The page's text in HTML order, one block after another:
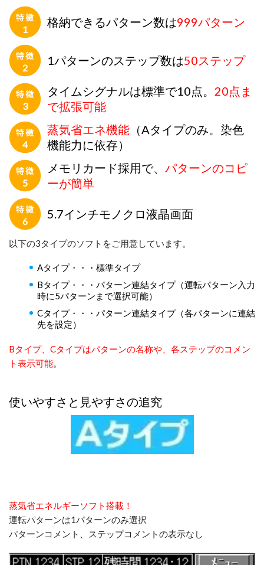
格納できるパターン数は999パターン
1パターンのステップ数は50ステップ
タイムシグナルは標準で10点。 20点ま
で拡張可能
蒸気省エネ機能 （Aタイプのみ。染色
機能力に依存）
メモリカード採用で、 パターンのコピ
ーが簡単
5.7インチモノクロ液晶画面
以下の3タイプのソフトをご用意しています。
Aタイプ・・・標準タイプ
Bタイプ・・・パターン連結タイプ（運転パターン入力
時に5パターンまで選択可能）
Cタイプ・・・パターン連結タイプ（各パターンに連結
先を設定）
Bタイプ、Cタイプはパターンの名称や、各ステップのコメン
ト表示可能。
使いやすさと見やすさの追究
蒸気省エネルギーソフト搭載！
運転パターンは1パターンのみ選択
パターンコメント、ステップコメントの表示なし